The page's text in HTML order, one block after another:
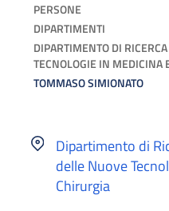
PERSONE
DIPARTIMENTI
DIPARTIMENTO DI
TECNOLOGIE IN MEDICINA
TOMMASO SIMIONATO
Dipartimento di
delle Nuove
Chirurgia